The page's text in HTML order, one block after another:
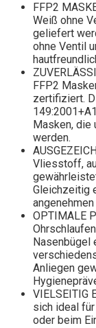
FFP2
Weiß ohne
geliefert
ohne Ventil
FFP2
zertifiziert.
Masken,
werden.
Vliesstoff,
Gleichzeitig
OPTIMALE
Anliegen
VIELSEITIG
sich ideal für
oder beim